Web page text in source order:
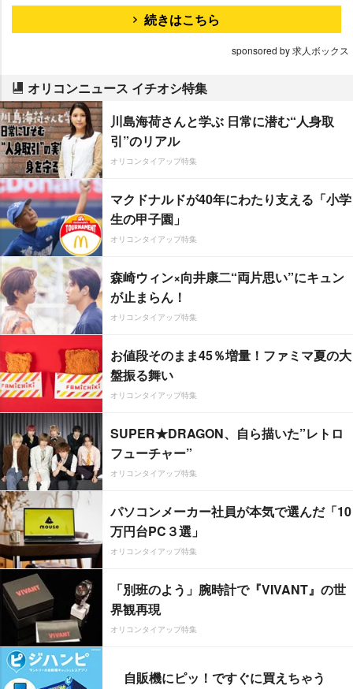
続きはこちら
sponsored by 求人ボックス
オリコンニュース イチオシ特集
川島海荷さんと学ぶ 日常に潜む“人身取
引”のリアル
オリコンタイアップ特集
マクドナルドが40年にわたり支える「小学
生の甲子園」
オリコンタイアップ特集
森崎ウィン×向井康二“両片思い”にキュン
が止まらん！
オリコンタイアップ特集
お値段そのまま45％増量！ファミマ夏の大
盤振る舞い
オリコンタイアップ特集
SUPER★DRAGON、自ら描いた”レトロ
フューチャー”
オリコンタイアップ特集
パソコンメーカー社員が本気で選んだ「10
万円台PC３選」
オリコンタイアップ特集
「別班のよう」腕時計で『VIVANT』の世
界観再現
オリコンタイアップ特集
自販機にピッ！ですぐに買えちゃう